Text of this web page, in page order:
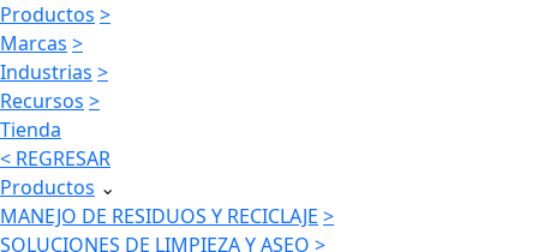
Productos >
Marcas >
Industrias >
Recursos >
Tienda
< REGRESAR
Productos ⌄
MANEJO DE RESIDUOS Y RECICLAJE >
SOLUCIONES DE LIMPIEZA Y ASEO >